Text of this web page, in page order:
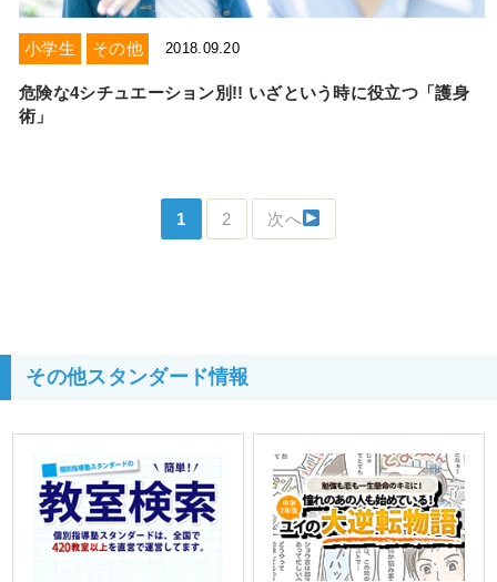
小学生 その他 2018.09.20
危険な4シチュエーション別!! いざという時に役立つ「護身
術」
1 2 次へ
その他スタンダード情報